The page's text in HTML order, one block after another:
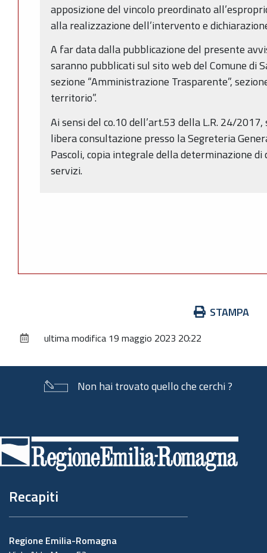
apposizione del vincolo preordinato
alla realizzazione dell’intervento e
A far data dalla pubblicazione del presente
saranno pubblicati sul sito web del Comune di
sezione “Amministrazione Trasparente”,
territorio”.
Ai sensi del co.10 dell’art.53 della L.R. 24/
libera consultazione presso la Segreteria
Pascoli, copia integrale della determinazione
servizi.
documento
STAMPA
ultima modifica 19 maggio 2023 20:22
Non hai trovato quello che cerchi ?
di
pagina
Recapiti
Regione Emilia-Romagna